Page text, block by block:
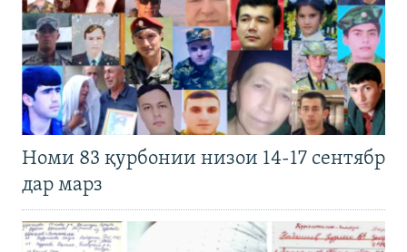
Номи 83 қурбонии низои 14-17 сентябр
дар марз